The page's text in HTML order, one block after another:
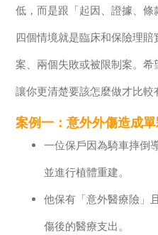
低，而是跟「起因、證據、
四個情境就是臨床和保險理
案、兩個失敗或被限制案。
讓你更清楚要該怎麼做才比較
案例一：意外外傷造成
一位保戶因為騎車摔倒
並進行植體重建。
他保有「意外醫療險」
傷後的醫療支出。